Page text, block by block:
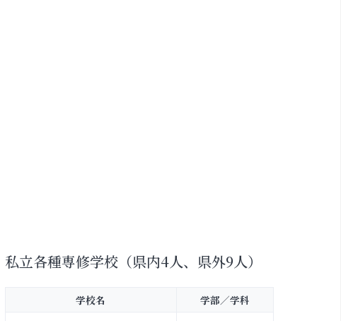
私立各種専修学校（県内4人、県外9人）
学校名 学部／学科